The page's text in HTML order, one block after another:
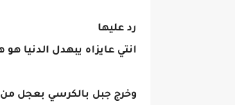
رد عليها
انتي عايزاه يبهدل الدنيا
وخرج جبل بالكرسي بعجل